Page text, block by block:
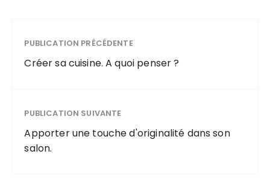
PUBLICATION PRÉCÉDENTE
Créer sa cuisine. A quoi penser ?
PUBLICATION SUIVANTE
Apporter une touche d'originalité dans son
salon.